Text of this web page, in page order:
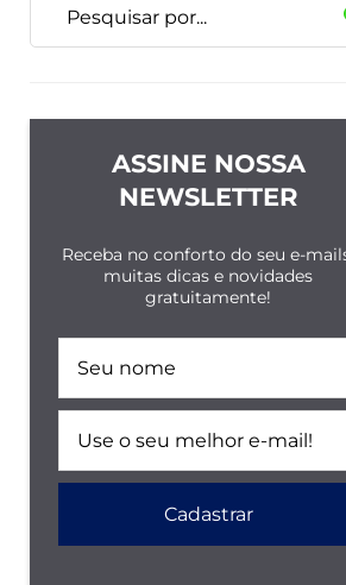
ASSINE NOSSA
NEWSLETTER
Receba no conforto do seu e-
muitas dicas e novidades
gratuitamente!